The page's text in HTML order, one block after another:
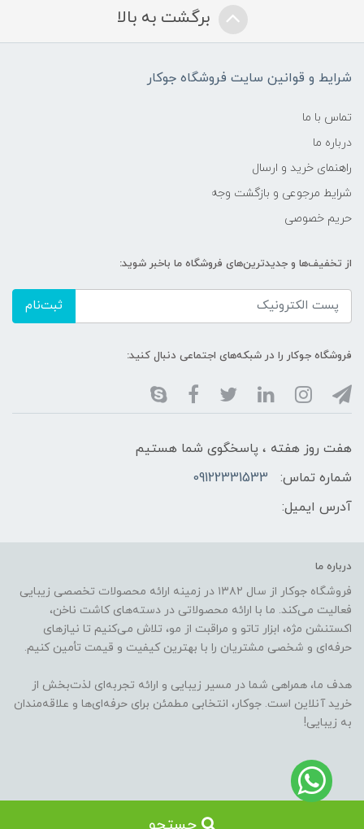
برگشت به بالا
شرایط و قوانین سایت فروشگاه جوکار
تماس با ما
درباره ما
راهنمای خرید و ارسال
شرایط مرجوعی و بازگشت وجه
حریم خصوصی
از تخفیف‌ها و جدیدترین‌های فروشگاه ما باخبر شوید:
ثبت‌نام
فروشگاه جوکار را در شبکه‌های اجتماعی دنبال کنید:
هفت روز هفته ، پاسخگوی شما هستیم
شماره تماس:
09122331533
آدرس ایمیل:
درباره ما
فروشگاه جوکار از سال ۱۳۸۲ در زمینه ارائه محصولات تخصصی زیبایی
فعالیت می‌کند. ما با ارائه محصولاتی در دسته‌های کاشت ناخن،
اکستنشن مژه، ابزار تاتو و مراقبت از مو، تلاش می‌کنیم تا نیازهای
حرفه‌ای و شخصی مشتریان را با بهترین کیفیت و قیمت تأمین کنیم.
هدف ما، همراهی شما در مسیر زیبایی و ارائه تجربه‌ای لذت‌بخش از
خرید آنلاین است. جوکار، انتخابی مطمئن برای حرفه‌ای‌ها و علاقه‌مندان
به زیبایی!
ساخت فروشگاه توسطسایت پرتال